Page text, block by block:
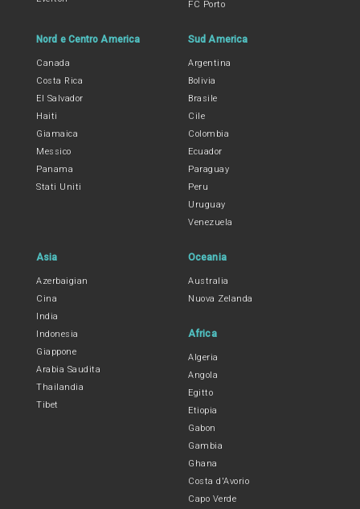
FC Porto
Nord e Centro America
Canada
Costa Rica
El Salvador
Haiti
Giamaica
Messico
Panama
Stati Uniti
Sud America
Argentina
Bolivia
Brasile
Cile
Colombia
Ecuador
Paraguay
Peru
Uruguay
Venezuela
Asia
Azerbaigian
Cina
India
Indonesia
Giappone
Arabia Saudita
Thailandia
Tibet
Oceania
Australia
Nuova Zelanda
Africa
Algeria
Angola
Egitto
Etiopia
Gabon
Gambia
Ghana
Costa d'Avorio
Capo Verde